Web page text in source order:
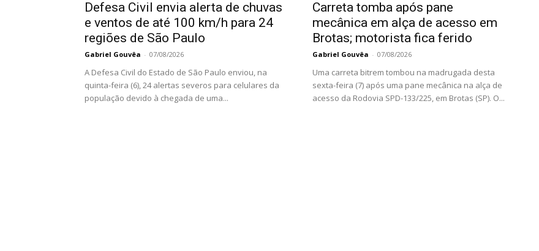
Defesa Civil envia alerta de chuvas
e ventos de até 100 km/h para 24
regiões de São Paulo
Gabriel Gouvêa - 07/08/2026
A Defesa Civil do Estado de São Paulo enviou, na
quinta-feira (6), 24 alertas severos para celulares da
população devido à chegada de uma...
Carreta tomba após pane
mecânica em alça de acesso em
Brotas; motorista fica ferido
Gabriel Gouvêa - 07/08/2026
Uma carreta bitrem tombou na madrugada desta
sexta-feira (7) após uma pane mecânica na alça de
acesso da Rodovia SPD-133/225, em Brotas (SP). O...